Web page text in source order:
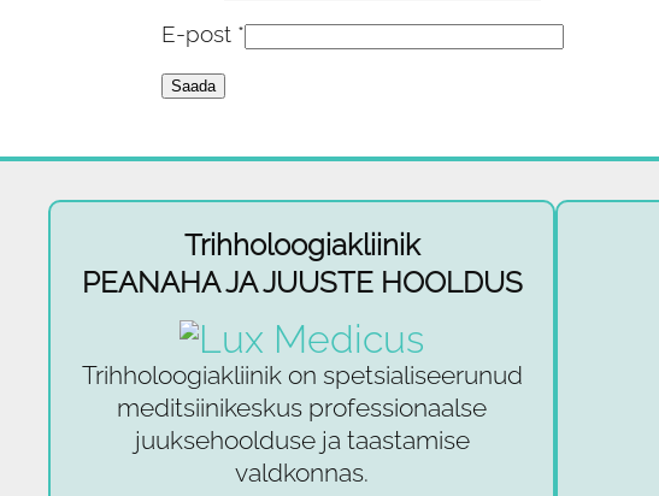
E-post *
Trihholoogiakliinik
PEANAHA JA JUUSTE HOOLDUS
Trihholoogiakliinik on spetsialiseerunud
meditsiinikeskus professionaalse
juuksehoolduse ja taastamise
valdkonnas.